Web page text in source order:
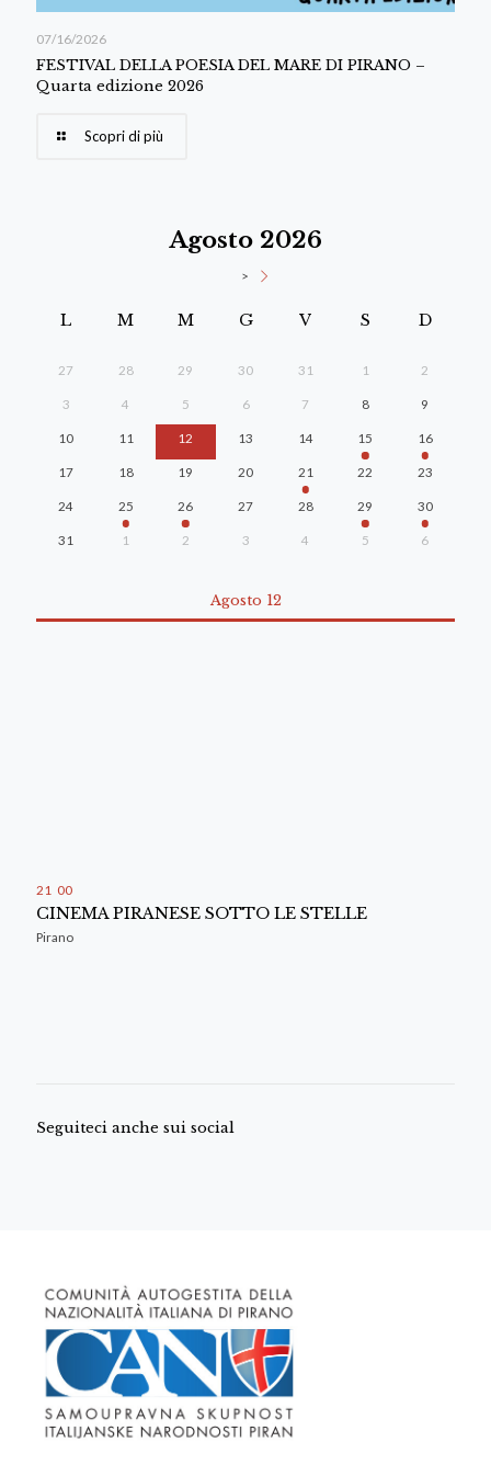
07/16/2026
FESTIVAL DELLA POESIA DEL MARE DI PIRANO –
Quarta edizione 2026
Scopri di più
Agosto 2026
>
L M M G V S D
27 28 29 30 31 1 2
3 4 5 6 7 8 9
10 11 12 13 14 15 16
17 18 19 20 21 22 23
24 25 26 27 28 29 30
31 1 2 3 4 5 6
Agosto 12
21 00
CINEMA PIRANESE SOTTO LE STELLE
Pirano
Seguiteci anche sui social